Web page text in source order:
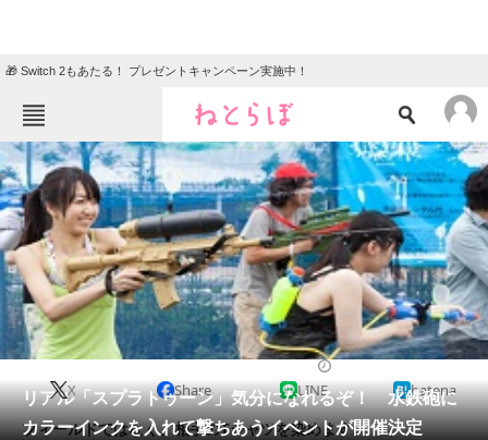
🎁 Switch 2もあたる！ プレゼントキャンペーン実施中！
ねとらぼメニュー
TOP ニュース
エンタメ クイズ
グルメ 地域
住まい 教育・育児
動物 リサーチ
会員記事
リアル「スプラトゥーン」気分になれるぞ！ 水鉄砲に
カラーインクを入れて撃ちあうイベントが開催決定
X Share LINE hatena
フィールドではなく、相手のTシャツを染めます。